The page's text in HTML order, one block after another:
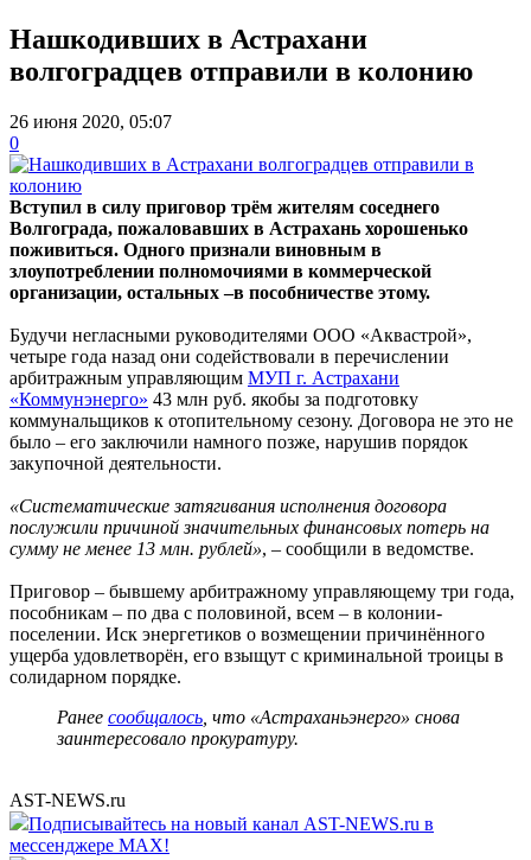
Нашкодивших в Астрахани
волгоградцев отправили в колонию
26 июня 2020, 05:07
0
Вступил в силу приговор трём жителям соседнего
Волгограда, пожаловавших в Астрахань хорошенько
поживиться. Одного признали виновным в
злоупотреблении полномочиями в коммерческой
организации, остальных –в пособничестве этому.
Будучи негласными руководителями ООО «Аквастрой»,
четыре года назад они содействовали в перечислении
арбитражным управляющим МУП г. Астрахани
«Коммунэнерго» 43 млн руб. якобы за подготовку
коммунальщиков к отопительному сезону. Договора не это не
было – его заключили намного позже, нарушив порядок
закупочной деятельности.
«Систематические затягивания исполнения договора
послужили причиной значительных финансовых потерь на
сумму не менее 13 млн. рублей», – сообщили в ведомстве.
Приговор – бывшему арбитражному управляющему три года,
пособникам – по два с половиной, всем – в колонии-
поселении. Иск энергетиков о возмещении причинённого
ущерба удовлетворён, его взыщут с криминальной троицы в
солидарном порядке.
Ранее сообщалось , что «Астраханьэнерго» снова
заинтересовало прокуратуру.
AST-NEWS.ru
Подписывайтесь на новый канал AST-NEWS.ru в
мессенджере MAX!